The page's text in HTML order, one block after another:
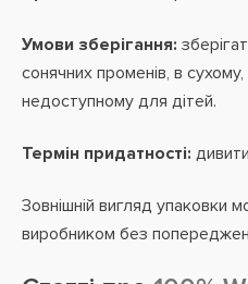
Умови зберігання:
сонячних променів, в
недоступному для дітей.
Термін придатності:
Зовнішній вигляд упаковки
виробником без